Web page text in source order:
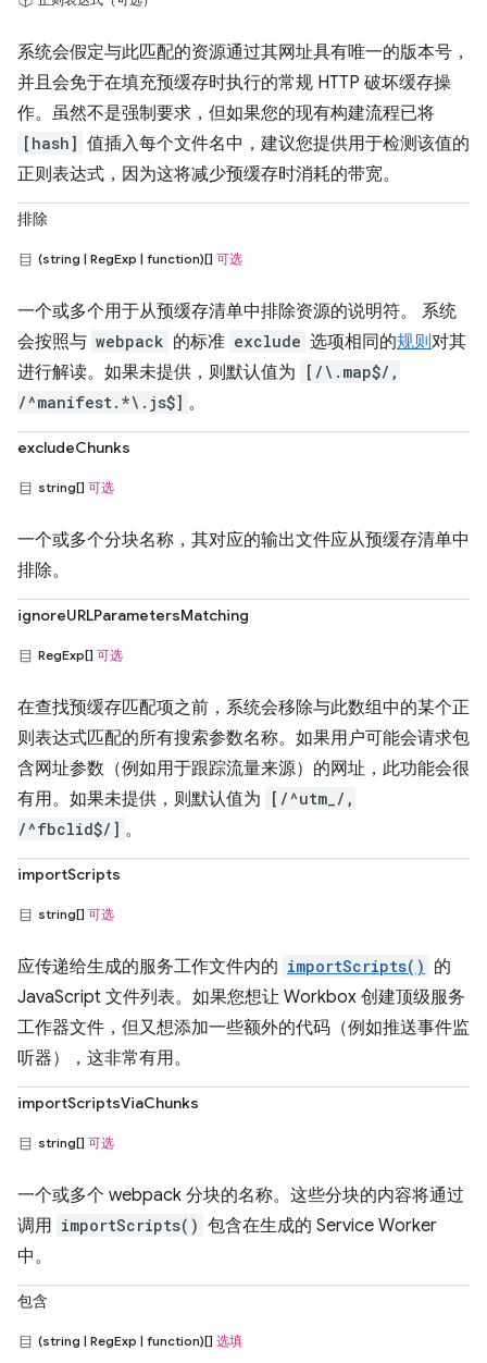
系统会假定与此匹配的资源通过其网址具有唯一的版本号，
并且会免于在填充预缓存时执行的常规 HTTP 破坏缓存操
作。虽然不是强制要求，但如果您的现有构建流程已将
[hash] 值插入每个文件名中，建议您提供用于检测该值的
正则表达式，因为这将减少预缓存时消耗的带宽。
排除
(string | RegExp | function)[] 可选
一个或多个用于从预缓存清单中排除资源的说明符。 系统
会按照与 webpack 的标准 exclude 选项相同的规则对其
进行解读。如果未提供，则默认值为
[/\.map$/,
/^manifest.*\.js$] 。
excludeChunks
string[] 可选
一个或多个分块名称，其对应的输出文件应从预缓存清单中
排除。
ignoreURLParametersMatching
RegExp[] 可选
在查找预缓存匹配项之前，系统会移除与此数组中的某个正
则表达式匹配的所有搜索参数名称。如果用户可能会请求包
含网址参数（例如用于跟踪流量来源）的网址，此功能会很
有用。如果未提供，则默认值为
[/^utm_/,
/^fbclid$/] 。
importScripts
string[] 可选
应传递给生成的服务工作文件内的 importScripts() 的
JavaScript 文件列表。如果您想让 Workbox 创建顶级服务
工作器文件，但又想添加一些额外的代码（例如推送事件监
听器），这非常有用。
importScriptsViaChunks
string[] 可选
一个或多个 webpack 分块的名称。这些分块的内容将通过
调用 importScripts() 包含在生成的 Service Worker
中。
包含
(string | RegExp | function)[] 选填